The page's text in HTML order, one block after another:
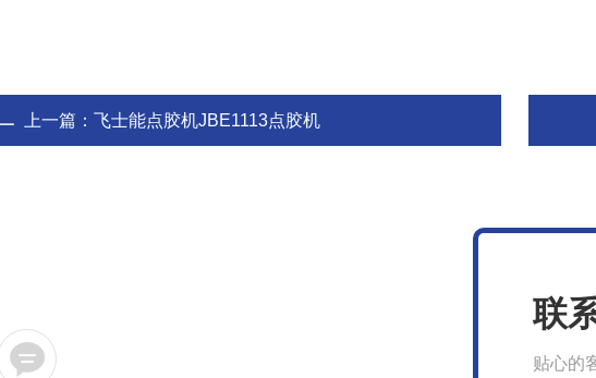
上一篇： 飞士能点胶机JBE1113点胶机
联
贴心的